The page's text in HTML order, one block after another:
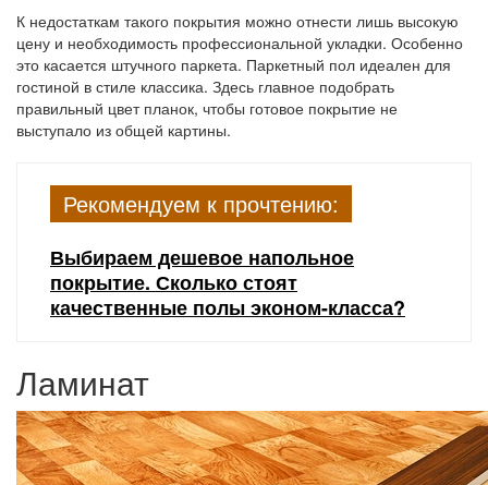
К недостаткам такого покрытия можно отнести лишь высокую
цену и необходимость профессиональной укладки. Особенно
это касается штучного паркета. Паркетный пол идеален для
гостиной в стиле классика. Здесь главное подобрать
правильный цвет планок, чтобы готовое покрытие не
выступало из общей картины.
Рекомендуем к прочтению:
Выбираем дешевое напольное
покрытие. Сколько стоят
качественные полы эконом-класса?
Ламинат